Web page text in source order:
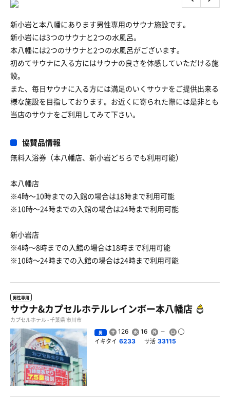
新小岩と本八幡にあります男性専用のサウナ施設です。
新小岩には3つのサウナと2つの水風呂。
本八幡には2つのサウナと2つの水風呂がございます。
初めてサウナに入る方にはサウナの良さを体感していただける施
設。
また、毎日サウナに入る方には満足のいくサウナをご提供出来る
様な施設を目指しております。お近くに寄られた際には是非とも
当店のサウナをご利用してみて下さい。
協賛品情報
無料入浴券（本八幡店、新小岩どちらでも利用可能）
本八幡店
※4時〜10時までの入館の場合は18時まで利用可能
※10時〜24時までの入館の場合は24時まで利用可能
新小岩店
※4時〜8時までの入館の場合は18時まで利用可能
※10時〜24時までの入館の場合は24時まで利用可能
男性専用
サウナ&カプセルホテルレインボー本八幡店
カプセルホテル - 千葉県 市川市
男 126 16
イキタイ 6233 サ活 33115